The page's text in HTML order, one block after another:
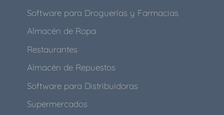
Software para Droguerías y Farmacias
Almacén de Ropa
Restaurantes
Almacén de Repuestos
Software para Distribuidoras
Supermercados